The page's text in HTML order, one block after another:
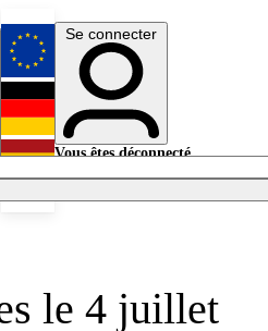
English
Deutsch
Se connecter
Vous êtes déconnecté.
le 4 juillet